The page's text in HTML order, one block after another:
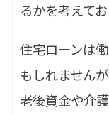
るかを考えて
住宅ローンは
もしれません
老後資金や介